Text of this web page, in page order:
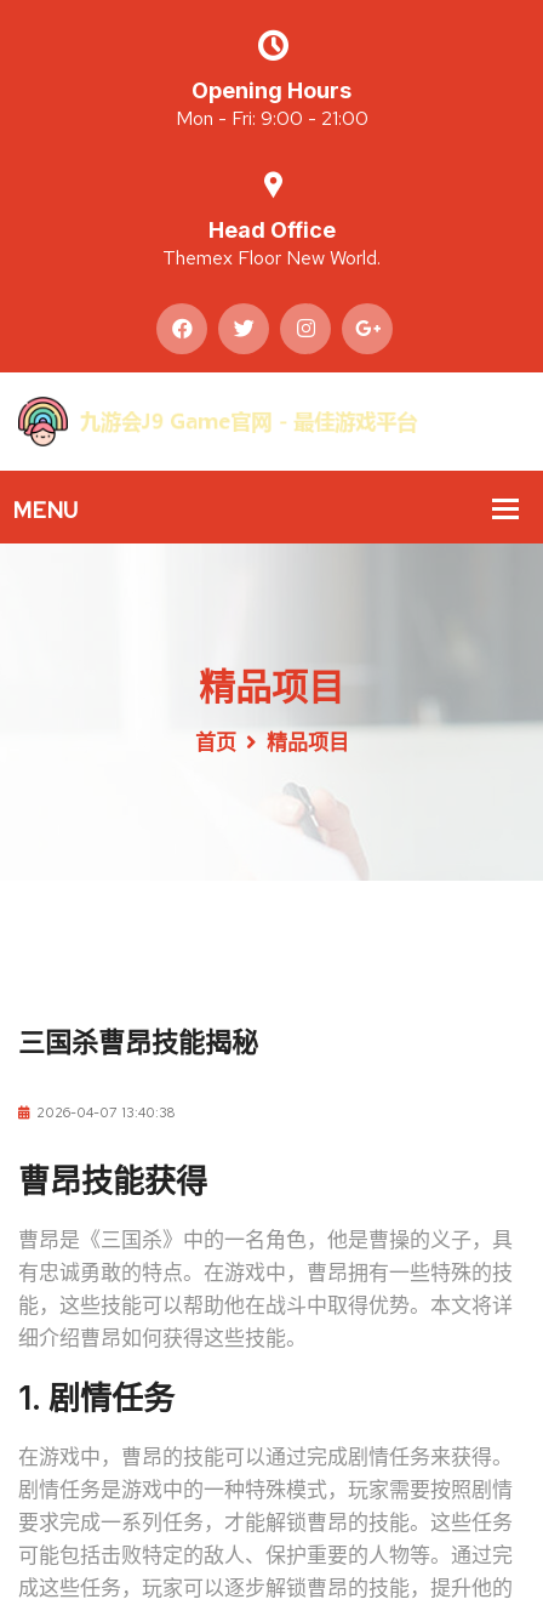
Opening Hours
Mon - Fri: 9:00 - 21:00
Head Office
Themex Floor New World.
精品项目
首页 精品项目
三国杀曹昂技能揭秘
2026-04-07 13:40:38
曹昂技能获得
曹昂是《三国杀》中的一名角色，他是曹操的义子，具
有忠诚勇敢的特点。在游戏中，曹昂拥有一些特殊的技
能，这些技能可以帮助他在战斗中取得优势。本文将详
细介绍曹昂如何获得这些技能。
1. 剧情任务
在游戏中，曹昂的技能可以通过完成剧情任务来获得。
剧情任务是游戏中的一种特殊模式，玩家需要按照剧情
要求完成一系列任务，才能解锁曹昂的技能。这些任务
可能包括击败特定的敌人、保护重要的人物等。通过完
成这些任务，玩家可以逐步解锁曹昂的技能，提升他的